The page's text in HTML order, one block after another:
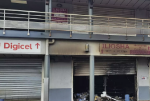
Rapport 2025 de l’Ifremer
décisif dans les Outre-mer
le 07/08/2026